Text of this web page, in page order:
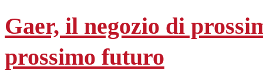
Gaer, il negozio di
prossimo futuro